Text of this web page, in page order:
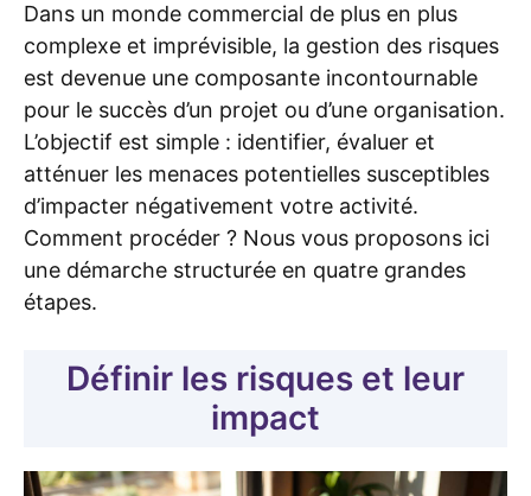
Dans un monde commercial de plus en plus
complexe et imprévisible, la gestion des risques
est devenue une composante incontournable
pour le succès d’un projet ou d’une organisation.
L’objectif est simple : identifier, évaluer et
atténuer les menaces potentielles susceptibles
d’impacter négativement votre activité.
Comment procéder ? Nous vous proposons ici
une démarche structurée en quatre grandes
étapes.
Définir les risques et leur
impact